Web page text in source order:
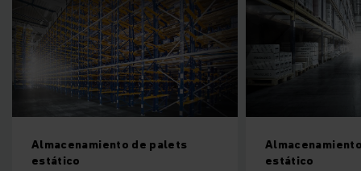
Almacenamiento de palets
estático
estático